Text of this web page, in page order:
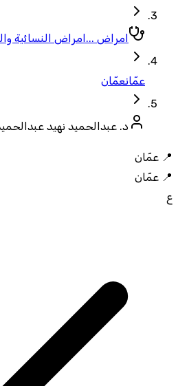
امراض ...امراض النسائية
عمّانعمّان
د. عبدالحميد نهيد
📍 عمّان
📍 عمّان
ع